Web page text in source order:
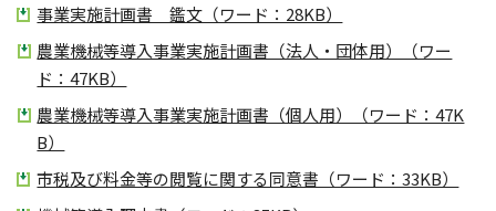
事業実施計画書 鑑文（ワード：28KB）
農業機械等導入事業実施計画書（法人・団体用）（ワー
ド：47KB）
農業機械等導入事業実施計画書（個人用）（ワード：47K
B）
市税及び料金等の閲覧に関する同意書（ワード：33KB）